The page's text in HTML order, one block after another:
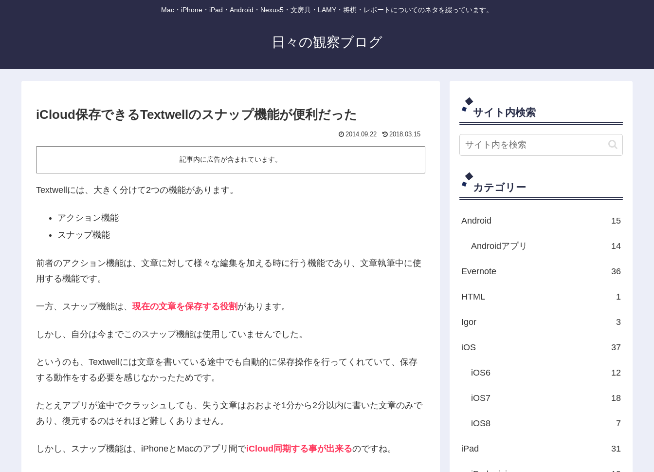
Mac・iPhone・iPad・Android・Nexus5・文房具・LAMY・将棋・レポートについてのネタを綴っています。
日々の観察ブログ
iCloud保存できるTextwellのスナップ機能が便利だった
2014.09.22 2018.03.15
記事内に広告が含まれています。
Textwellには、大きく分けて2つの機能があります。
アクション機能
スナップ機能
前者のアクション機能は、文章に対して様々な編集を加える時に行う機能であり、文章執筆中に使
用する機能です。
一方、スナップ機能は、 現在の文章を保存する役割 があります。
しかし、自分は今までこのスナップ機能は使用していませんでした。
というのも、Textwellには文章を書いている途中でも自動的に保存操作を行ってくれていて、保存
する動作をする必要を感じなかったためです。
たとえアプリが途中でクラッシュしても、失う文章はおおよそ1分から2分以内に書いた文章のみで
あり、復元するのはそれほど難しくありません。
しかし、スナップ機能は、iPhoneとMacのアプリ間でiCloud同期する事が出来るのですね。
サイト内検索
カテゴリー
Android 15
Androidアプリ 14
Evernote 36
HTML 1
Igor 3
iOS 37
iOS6 12
iOS7 18
iOS8 7
iPad 31